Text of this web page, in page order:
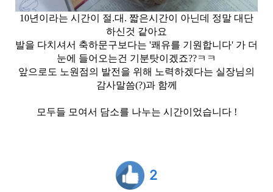
10년이라는 시간이 절.대. 짧은시간이 아닌데 정말 대단
하신것 같아요
발을 다치셔서 축하문구보다는 '쾌유를 기원합니다' 가 더
눈에 들어오는건 기분탓이겠죠??ㅋㅋ
앞으로도 노원점의 발전을 위해 노력하겠다는 실장님의
감사말씀(?)과 함께
모두들 모여서 담소를 나누는 시간이었습니다 !
2